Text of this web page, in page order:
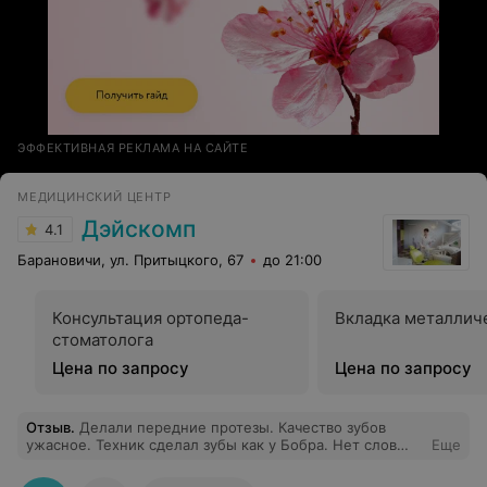
ЭФФЕКТИВНАЯ РЕКЛАМА НА САЙТЕ
МЕДИЦИНСКИЙ ЦЕНТР
4.1 Дэйскомп
Барановичи, ул. Притыцкого, 67 до 21:00
Консультация ортопеда-
стоматолога
Цена по запросу
Вкладка
Цена по запросу
Отзыв. Делали передние протезы. Качество зубов
ужасное. Техник сделал зубы как у Бобра. Нет слов
Еще